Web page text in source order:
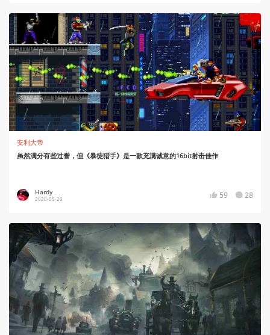
安利大帝
虽然满分有些过誉，但《暴徒猎手》是一款充满诚意的16bit射击佳作
Hardy
2020-05-20 59 28